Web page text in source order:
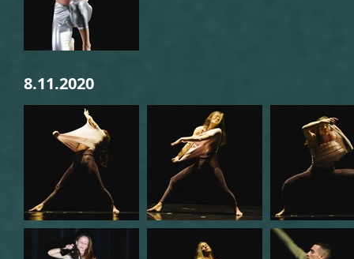
8.11.2020